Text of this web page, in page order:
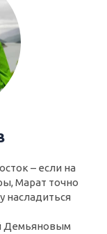
– если на
Марат точно
насладиться
Демьяновым